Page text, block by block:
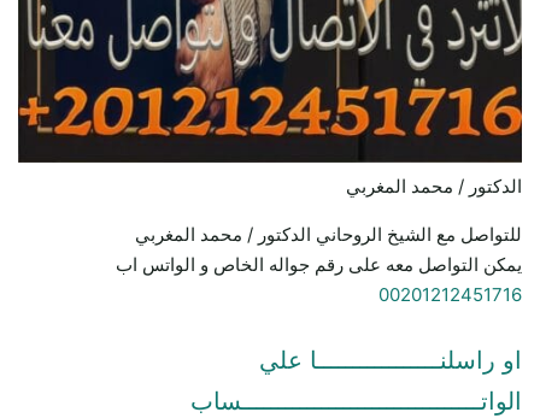
الدكتور / محمد المغربي
للتواصل مع الشيخ الروحاني الدكتور / محمد المغربي
يمكن التواصل معه على رقم جواله الخاص و الواتس اب
00201212451716
او راسلنـــــــــــــــــا علي
الواتـــــــــــــــــــــــــــــــــساب